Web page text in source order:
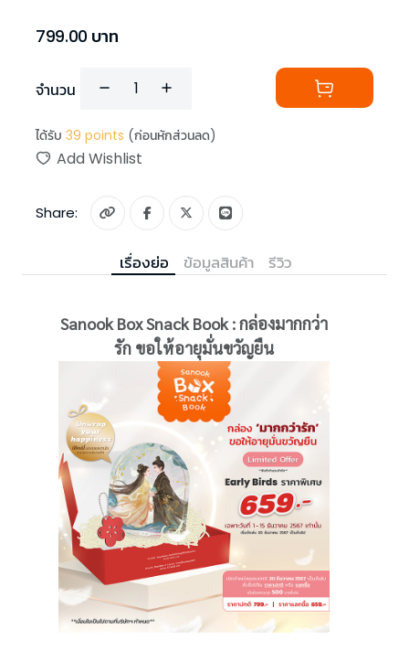
799.00 บาท
จำนวน
ได้รับ 39 points (ก่อนหักส่วนลด)
Add Wishlist
Share:
เรื่องย่อ ข้อมูลสินค้า รีวิว
Sanook Box Snack Book : กล่องมากกว่า
รัก ขอให้อายุมั่นขวัญยืน